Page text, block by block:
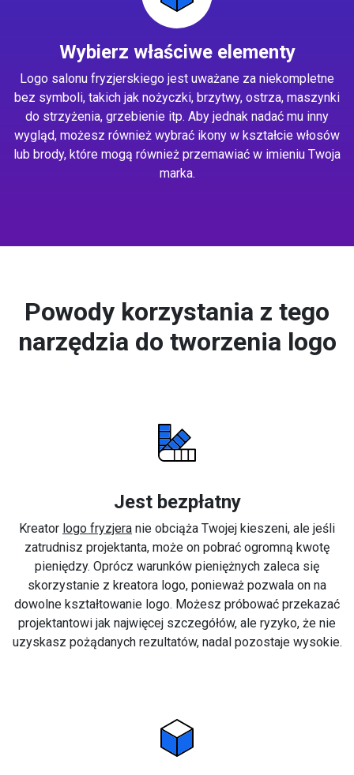
Wybierz właściwe elementy
Logo salonu fryzjerskiego jest uważane za niekompletne
bez symboli, takich jak nożyczki, brzytwy, ostrza, maszynki
do strzyżenia, grzebienie itp. Aby jednak nadać mu inny
wygląd, możesz również wybrać ikony w kształcie włosów
lub brody, które mogą również przemawiać w imieniu Twoja
marka.
Powody korzystania z tego
narzędzia do tworzenia logo
Jest bezpłatny
Kreator logo fryzjera nie obciąża Twojej kieszeni, ale jeśli
zatrudnisz projektanta, może on pobrać ogromną kwotę
pieniędzy. Oprócz warunków pieniężnych zaleca się
skorzystanie z kreatora logo, ponieważ pozwala on na
dowolne kształtowanie logo. Możesz próbować przekazać
projektantowi jak najwięcej szczegółów, ale ryzyko, że nie
uzyskasz pożądanych rezultatów, nadal pozostaje wysokie.